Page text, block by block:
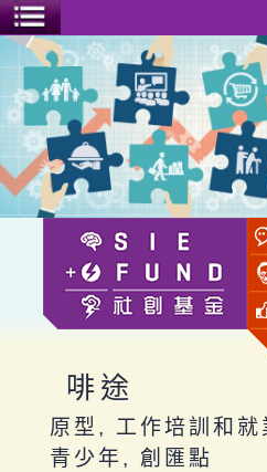
選單開關
啡途
啡途
原型, 工作培訓和
青少年, 創匯點